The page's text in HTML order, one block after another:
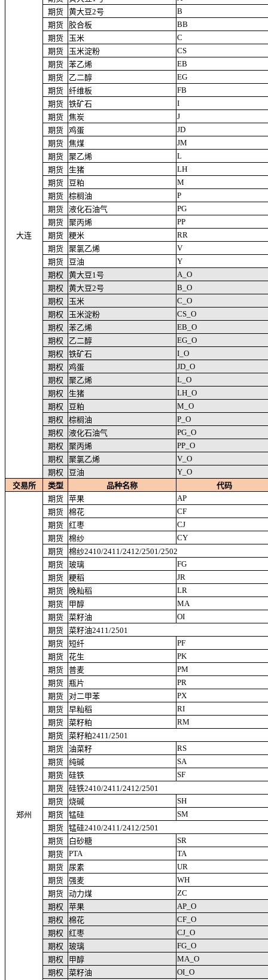
大连
期货
黄大豆2号
B
期货
胶合板
BB
期货
玉米
C
期货
玉米淀粉
CS
期货
苯乙烯
EB
期货
乙二醇
EG
期货
纤维板
FB
期货
铁矿石
I
期货
焦炭
J
期货
鸡蛋
JD
期货
焦煤
JM
期货
聚乙烯
L
期货
生猪
LH
期货
豆粕
M
期货
棕榈油
P
期货
液化石油气
PG
期货
聚丙烯
PP
期货
粳米
RR
期货
聚氯乙烯
V
期货
豆油
Y
期权
黄大豆1号
A_O
期权
黄大豆2号
B_O
期权
玉米
C_O
期权
玉米淀粉
CS_O
期权
苯乙烯
EB_O
期权
乙二醇
EG_O
期权
铁矿石
I_O
期权
鸡蛋
JD_O
期权
聚乙烯
L_O
期权
生猪
LH_O
期权
豆粕
M_O
期权
棕榈油
P_O
期权
液化石油气
PG_O
期权
聚丙烯
PP_O
期权
聚氯乙烯
V_O
期权
豆油
Y_O
交易所
类型 品种名称 代码
郑州
期货 苹果
AP
期货
棉花
CF
期货
红枣
CJ
期货
棉纱
CY
期货
棉纱2410/2411/2412/2501/2502
期货
玻璃
FG
期货
粳稻
JR
期货
晚籼稻
LR
期货
甲醇
MA
期货
菜籽油
OI
期货
菜籽油2411/2501
期货
短纤
PF
期货
花生
PK
期货
普麦
PM
期货
瓶片
PR
期货
对二甲苯
PX
期货
早籼稻
RI
期货
菜籽粕
RM
期货
菜籽粕2411/2501
期货
油菜籽
RS
期货
纯碱
SA
期货
硅铁
SF
期货
硅铁2410/2411/2412/2501
期货
烧碱
SH
期货
锰硅
SM
期货
锰硅2410/2411/2412/2501
期货
白砂糖
SR
期货
PTA
TA
期货
尿素
UR
期货
强麦
WH
期货
动力煤
ZC
期权
苹果
AP_O
期权
棉花
CF_O
期权
红枣
CJ_O
期权
玻璃
FG_O
期权
甲醇
MA_O
期权
菜籽油
OI_O